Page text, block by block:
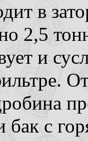
в
2,5
и
бак с